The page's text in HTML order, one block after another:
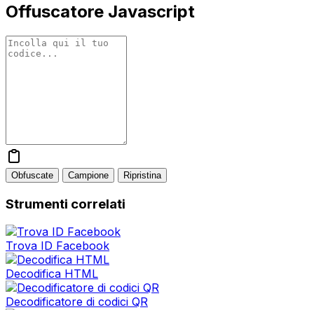
Offuscatore Javascript
Obfuscate Campione Ripristina
Strumenti correlati
Trova ID Facebook
Decodifica HTML
Decodificatore di codici QR